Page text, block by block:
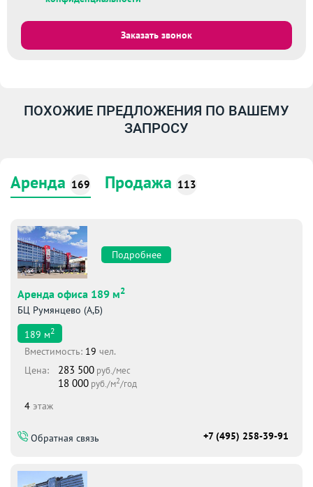
Заказать звонок
ПОХОЖИЕ ПРЕДЛОЖЕНИЯ ПО ВАШЕМУ
ЗАПРОСУ
Аренда 169 Продажа 113
Подробнее
Аренда офиса 189 м2
БЦ Румянцево (А,Б)
189 м2
Вместимоcть: 19 чел.
Цена:
283 500 руб./мес
18 000 руб./м2/год
4 этаж
Обратная связь +7 (495) 258-39-91